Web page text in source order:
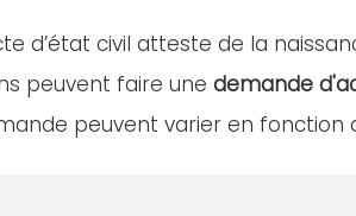
d’état civil atteste de la
peuvent faire une demande
peuvent varier en fonction